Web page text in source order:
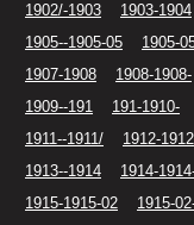
1902/-1903
1903-1904
1905--1905-05
1905-
1907-1908
1908-1908-
1909--191
191-1910-
1911--1911/
1912-1912
1913--1914
1914-
1915-1915-02
1915-